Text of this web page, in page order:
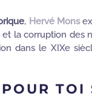
, Hervé Mons
la corruption des
dans le XIXe
TOI